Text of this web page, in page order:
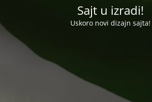
Sajt u izradi!
Uskoro novi dizajn sajta!